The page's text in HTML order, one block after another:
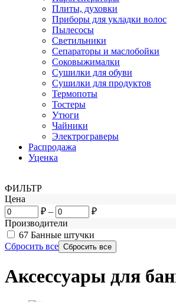
Плиты, духовки
Приборы для укладки волос
Пылесосы
Светильники
Сепараторы и маслобойки
Соковыжималки
Сушилки для обуви
Сушилки для продуктов
Термопоты
Тостеры
Утюги
Чайники
Электрограверы
Распродажа
Уценка
ФИЛЬТР
Цена
₽ –
₽
Производители
67 Банные штучки
Сбросить все
Аксессуары для